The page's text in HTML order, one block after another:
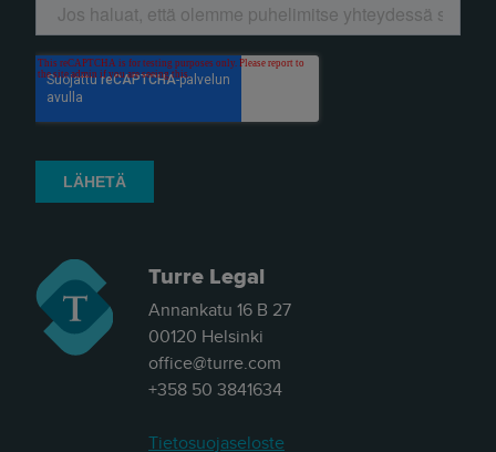
Turre Legal
Annankatu 16 B 27
00120 Helsinki
office@turre.com
+358 50 3841634
Tietosuojaseloste